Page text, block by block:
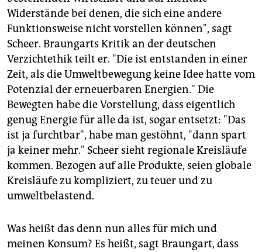
Widerstände bei denen, die sich eine andere
Funktionsweise nicht vorstellen können", sagt
Scheer. Braungarts Kritik an der deutschen
Verzichtethik teilt er. "Die ist entstanden in einer
Zeit, als die Umweltbewegung keine Idee hatte vom
Potenzial der erneuerbaren Energien." Die
Bewegten habe die Vorstellung, dass eigentlich
genug Energie für alle da ist, sogar entsetzt: "Das
ist ja furchtbar", habe man gestöhnt, "dann spart
ja keiner mehr." Scheer sieht regionale Kreisläufe
kommen. Bezogen auf alle Produkte, seien globale
Kreisläufe zu kompliziert, zu teuer und zu
umweltbelastend.
Was heißt das denn nun alles für mich und
meinen Konsum? Es heißt, sagt Braungart, dass